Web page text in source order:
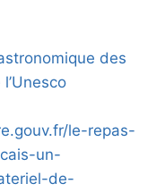
des
le-repas-
un-
de-